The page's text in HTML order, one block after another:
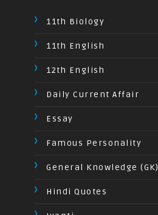
11th Biology
11th English
12th English
Daily Current Affair
Essay
Famous Personality
General Knowledge (GK)
Hindi Quotes